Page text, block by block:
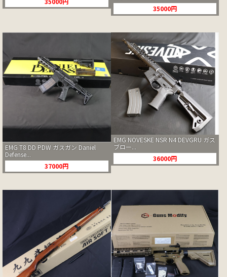
35000円
EMG T8 DD PDW ガスガン Daniel
Defense...
37000円
EMG NOVESKE NSR N4 DEVGRU ガス
ブロー...
36000円